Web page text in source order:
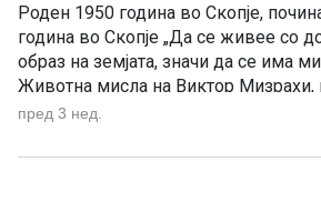
Роден 1950 година во Скопје,
година во Скопје „Да се живее со
образ на земјата, значи да се има
Животна мисла на Виктор Мизрахи,
неговата ќерка Рашела по неговата
само со зборови, туку […]
пред 3 нед.